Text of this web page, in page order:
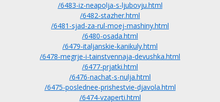
/6483-iz-neapolja-s-ljubovju.html
/6482-stazher.html
/6481-sjad-za-rul-moej-mashiny.html
/6480-osada.html
/6479-italjanskie-kanikuly.html
/6478-megrje-i-tainstvennaja-devushka.html
/6477-prjatki.html
/6476-nachat-s-nulja.html
/6475-poslednee-prishestvie-djavola.html
/6474-vzaperti.html